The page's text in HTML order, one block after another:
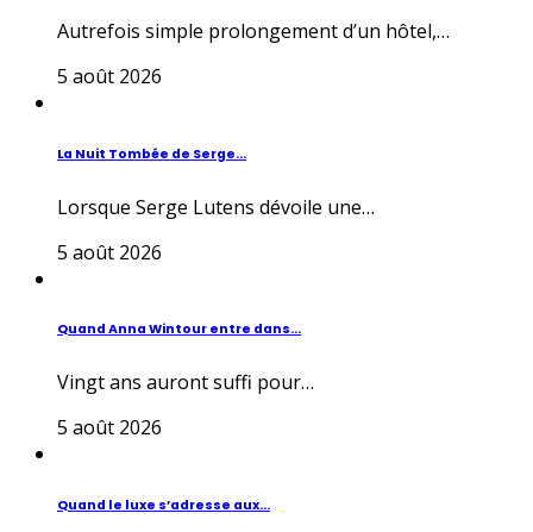
Autrefois simple prolongement d’un hôtel,…
5 août 2026
La Nuit Tombée de Serge...
Lorsque Serge Lutens dévoile une…
5 août 2026
Quand Anna Wintour entre dans...
Vingt ans auront suffi pour…
5 août 2026
Quand le luxe s’adresse aux...